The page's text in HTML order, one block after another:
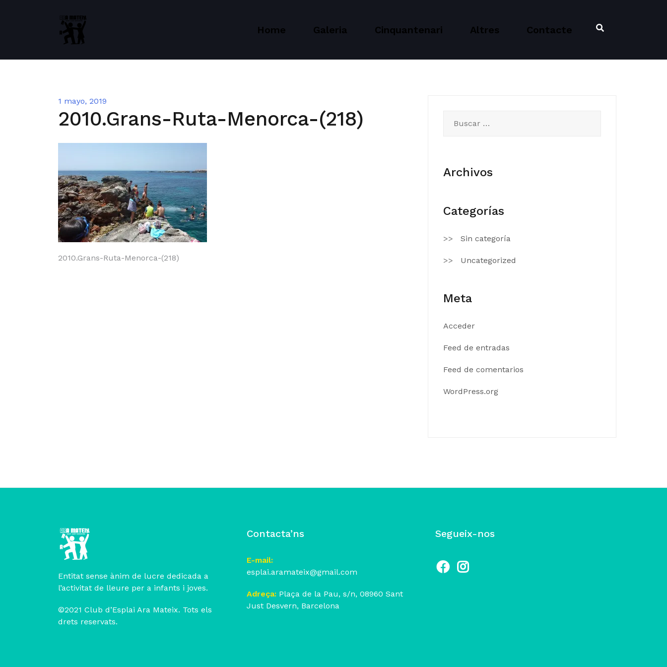
Home Galeria Cinquantenari Altres Contacte
1 mayo, 2019
2010.Grans-Ruta-Menorca-(218)
Navegación
2010.Grans-Ruta-Menorca-(218)
Archivos
Categorías
Sin categoría
Uncategorized
Meta
Acceder
Feed de entradas
Feed de comentarios
WordPress.org
Entitat sense ànim de lucre dedicada a
l’activitat de lleure per a infants i joves.
©2021 Club d’Esplai Ara Mateix. Tots els
drets reservats.
Contacta’ns
E-mail:
esplai.aramateix@gmail.com
Adreça: Plaça de la Pau, s/n, 08960 Sant
Just Desvern, Barcelona
Segueix-nos